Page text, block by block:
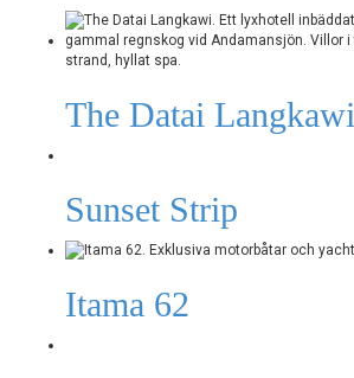
The Datai Langkawi
Sunset Strip
Itama 62